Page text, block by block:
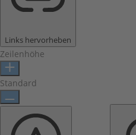
Links hervorheben
Zeilenhöhe
Standard